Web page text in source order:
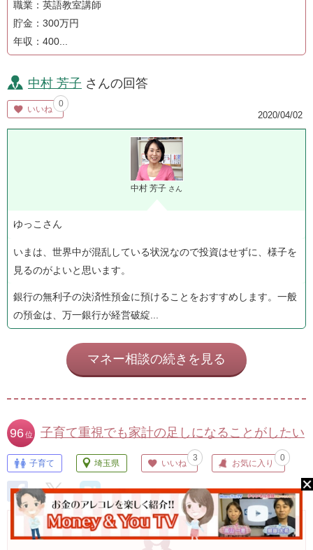
職業：英語教室講師
貯金：300万円
年収：400...
中村 芳子 さんの回答
いいね
0
2020/04/02
中村 芳子 さん
ゆっこさん
いまは、世界中が混乱している状況なので投資はせずに、様子を
見るのがよいと思います。
銀行の無利子の決済性預金に預けることをおすすめします。一般
の預金は、万一銀行が経営破綻...
マネー相談の続きを見る
子育て重視でも家計の足しになることがしたい
96 位
子育て 埼玉県 いいね
3
お気に入り
0
2015/05/13